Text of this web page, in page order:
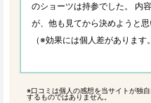
のショーツは持参でした。 内
が、他も見てから決めようと思
（※効果には個人差があります
※口コミは個人の感想を当サイトが独
するものではありません。